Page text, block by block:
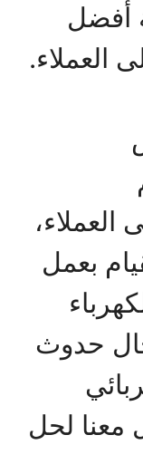
أفضل
العملاء.
العملاء،
بعمل
حدوث
معنا لحل